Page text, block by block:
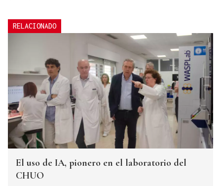
RELACIONADO
El uso de IA, pionero en el laboratorio del
CHUO